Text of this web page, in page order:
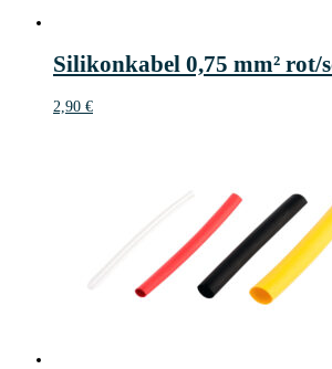
Silikonkabel 0,75 mm² rot/
2,90 €